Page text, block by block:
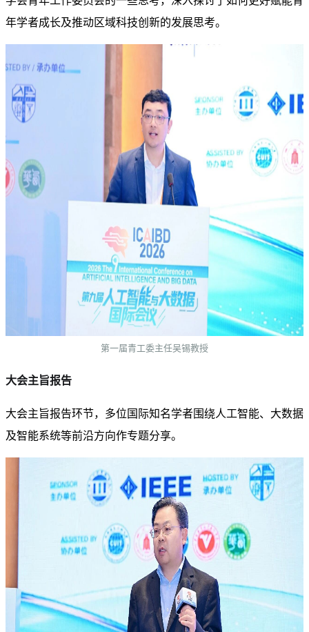
年学者成长及推动区域科技创新的发展思考。
第一届青工委主任吴锡教授
大会主旨报告
大会主旨报告环节，多位国际知名学者围绕人工智能、大数据
及智能系统等前沿方向作专题分享。